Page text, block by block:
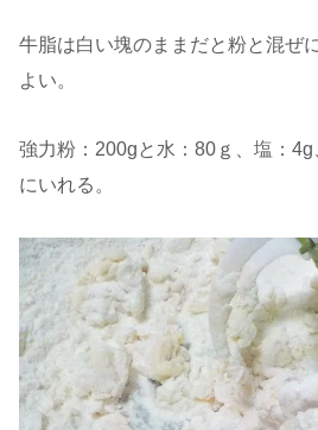
牛脂は白い塊のままだと粉と混ぜ
よい。
強力粉：200gと水：80ｇ、塩：
にいれる。